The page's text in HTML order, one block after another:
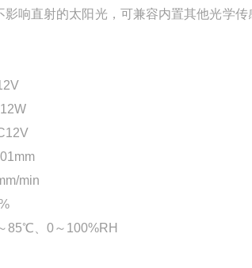
影响直射的太阳光，可兼容内置其他光学
min
85℃、0～100%RH